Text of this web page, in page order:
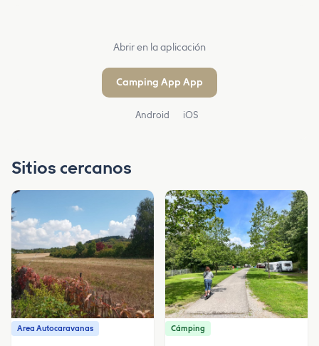
Abrir en la aplicación
Camping App App
Android iOS
Sitios cercanos
Area Autocaravanas Cámping